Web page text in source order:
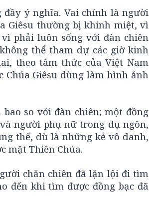
ý nghĩa. Vai chính là người
Giêsu thường bị khinh miệt, vì
phải luôn sống với đàn chiên
thể tham dự các giờ kinh
theo tâm thức của Việt Nam
Giêsu dùng làm hình ảnh
so với đàn chiên; một đồng
người phụ nữ trong dụ ngôn,
thế, dù là những kẻ vô danh,
mặt Thiên Chúa.
chăn chiên đã lặn lội đi tìm
đến khi tìm được đồng bạc đã